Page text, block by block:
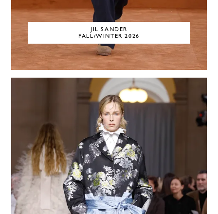
JIL SANDER
FALL/WINTER 2026